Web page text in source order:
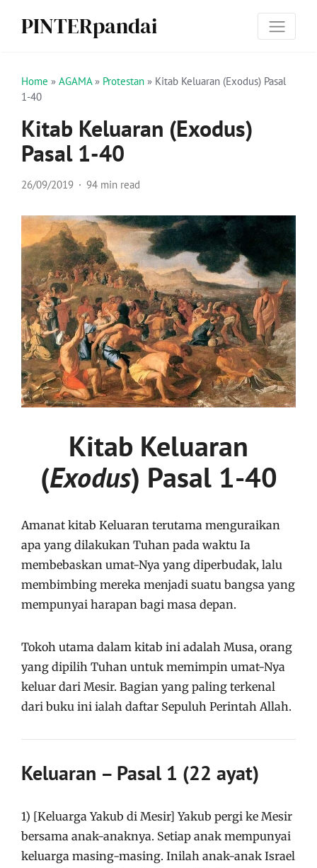
PINTERpandai
Home » AGAMA» Protestan » Kitab Keluaran (Exodus) Pasal
1-40
Kitab Keluaran (Exodus)
Pasal 1-40
26/09/2019 94 min read
Kitab Keluaran
(Exodus) Pasal 1-40
Amanat kitab Keluaran terutama menguraikan
apa yang dilakukan Tuhan pada waktu Ia
membebaskan umat-Nya yang diperbudak, lalu
membimbing mereka menjadi suatu bangsa yang
mempunyai harapan bagi masa depan.
Tokoh utama dalam kitab ini adalah Musa, orang
yang dipilih Tuhan untuk memimpin umat-Nya
keluar dari Mesir. Bagian yang paling terkenal
dari buku ini ialah daftar Sepuluh Perintah Allah.
Keluaran – Pasal 1 (22 ayat)
1) [Keluarga Yakub di Mesir] Yakub pergi ke Mesir
bersama anak-anaknya. Setiap anak mempunyai
keluarga masing-masing. Inilah anak-anak Israel